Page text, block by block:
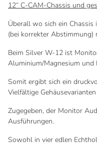
12“ C-CAM-Chassis und
Überall wo sich ein
(bei korrekter Abstimmung)
Beim Silver W-12 ist
Aluminium/Magnesium und
Somit ergibt sich ein
Vielfältige
Zugegeben, der Monitor
Ausführungen.
Sowohl in vier edlen